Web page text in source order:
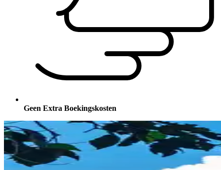
Geen Extra Boekingskosten